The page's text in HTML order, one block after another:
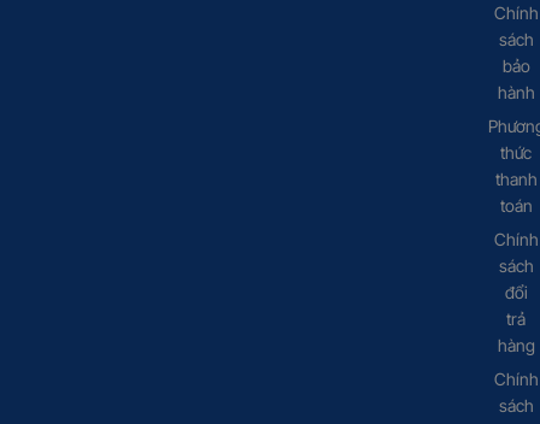
Chính
sách
bảo
hành
thức
thanh
toán
Chính
sách
đổi
trả
hàng
Chính
sách